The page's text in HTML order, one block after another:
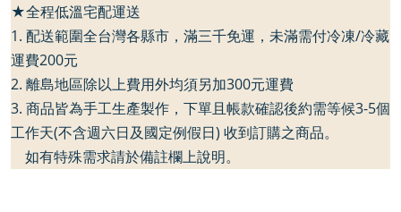
★全程低溫宅配運送
1. 配送範圍全台灣各縣市，滿三千免運，未滿需付冷凍/冷藏
運費200元
2. 離島地區除以上費用外均須另加300元運費
3. 商品皆為手工生產製作，下單且帳款確認後約需等候3-5個
工作天(不含週六日及國定例假日) 收到訂購之商品。
如有特殊需求請於備註欄上說明。